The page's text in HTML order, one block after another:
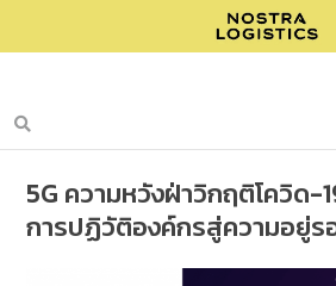
5G ความหวังฝ่าวิกฤติโควิด-
การปฏิวัติองค์กรสู่ความอยู่ร